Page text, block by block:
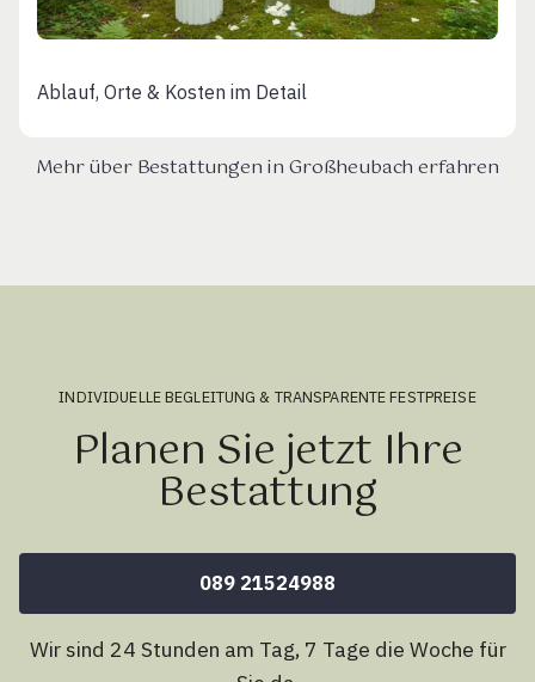
Ablauf, Orte & Kosten im Detail
Mehr über Bestattungen in Großheubach erfahren
INDIVIDUELLE BEGLEITUNG & TRANSPARENTE FESTPREISE
Planen Sie jetzt Ihre
Bestattung
089 21524988
Wir sind 24 Stunden am Tag, 7 Tage die Woche für